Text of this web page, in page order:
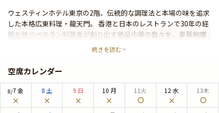
ウェスティンホテル東京の2階、伝統的な調理法と本場の味を追求
した本格広東料理・龍天門。 香港と日本のレストランで30年の経
験を持つベテラン料理長が創り出す絶品中華の数々を、豪華絢爛
な空間でご堪能くださいませ。 中国料理に欠かせない紹興酒も原
活用いただけます。
続きを読む
空席カレンダー
8/7金 8 土 9 日 10 月 11火 12 水 13木